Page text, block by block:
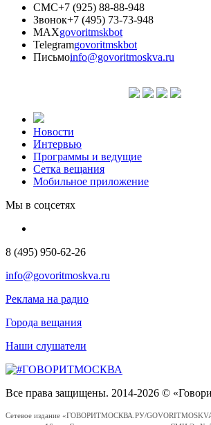
СМС+7 (925) 88-88-948
Звонок+7 (495) 73-73-948
MAXgovoritmskbot
Telegramgovoritmskbot
Письмоinfo@govoritmoskva.ru
Новости
Интервью
Программы и ведущие
Сетка вещания
Мобильное приложение
Мы в соцсетях
8 (495) 950-62-26
info@govoritmoskva.ru
Реклама на радио
Города вещания
Наши слушатели
Все права защищены. 2014-2026 ©
Сетевое издание «ГОВОРИТМОСКВА.РУ/